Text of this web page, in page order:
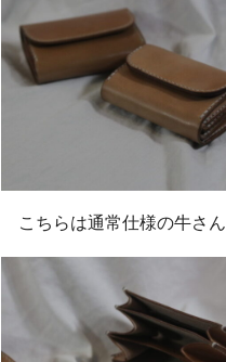
こちらは通常仕様の牛さん